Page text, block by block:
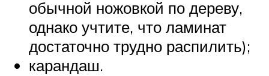
обычной ножовкой по дереву,
однако учтите, что ламинат
достаточно трудно распилить);
карандаш.